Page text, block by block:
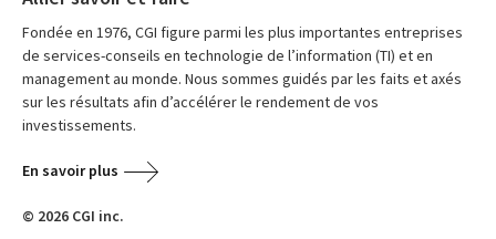
Fondée en 1976, CGI figure parmi les plus importantes entreprises
de services-conseils en technologie de l’information (TI) et en
management au monde. Nous sommes guidés par les faits et axés
sur les résultats afin d’accélérer le rendement de vos
investissements.
En savoir plus
© 2026 CGI inc.